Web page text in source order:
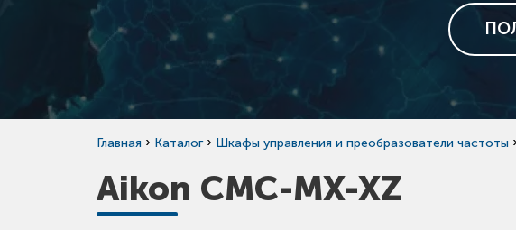
Главная › Каталог › Шкафы управления и преобразователи частоты ›
Aikon CMC-MX-XZ